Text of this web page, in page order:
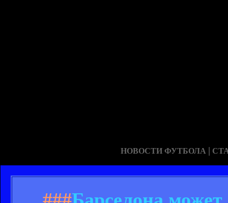
НОВОСТИ ФУТБОЛА |